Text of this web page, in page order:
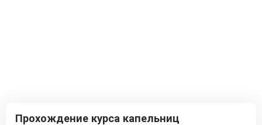
Прохождение курса капельниц